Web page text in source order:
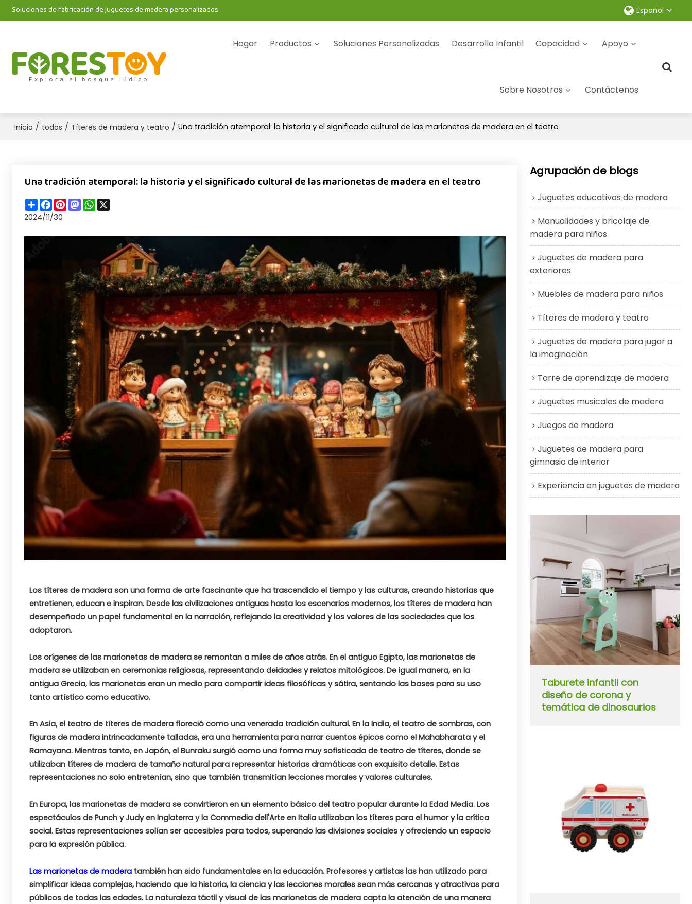
Soluciones de fabricación de juguetes de madera personalizados Español
Explora el bosque lúdico
Hogar Productos Soluciones Personalizadas Desarrollo Infantil Capacidad Apoyo
Sobre Nosotros Contáctenos
Inicio / todos / Títeres de madera y teatro / Una tradición atemporal: la historia y el significado cultural de las marionetas de madera en el teatro
Una tradición atemporal: la historia y el significado cultural de las marionetas de madera en el teatro
ShareFacebook
Pinterest
Mastodon
WhatsApp
X
2024/11/30
Los títeres de madera son una forma de arte fascinante que ha trascendido el tiempo y las culturas, creando historias que
entretienen, educan e inspiran. Desde las civilizaciones antiguas hasta los escenarios modernos, los títeres de madera han
desempeñado un papel fundamental en la narración, reflejando la creatividad y los valores de las sociedades que los
adoptaron.
Los orígenes de las marionetas de madera se remontan a miles de años atrás. En el antiguo Egipto, las marionetas de
madera se utilizaban en ceremonias religiosas, representando deidades y relatos mitológicos. De igual manera, en la
antigua Grecia, las marionetas eran un medio para compartir ideas filosóficas y sátira, sentando las bases para su uso
tanto artístico como educativo.
En Asia, el teatro de títeres de madera floreció como una venerada tradición cultural. En la India, el teatro de sombras, con
figuras de madera intrincadamente talladas, era una herramienta para narrar cuentos épicos como el Mahabharata y el
Ramayana. Mientras tanto, en Japón, el Bunraku surgió como una forma muy sofisticada de teatro de títeres, donde se
utilizaban títeres de maderade tamaño natural para representar historias dramáticas con exquisito detalle. Estas
representaciones no solo entretenían, sino que también transmitían lecciones morales y valores culturales.
En Europa, las marionetas de madera se convirtieron en un elemento básico del teatro popular durante la Edad Media. Los
espectáculos de Punch y Judy en Inglaterra y la Commedia dell'Arte en Italia utilizaban los títeres para el humor y la crítica
social. Estas representaciones solían ser accesibles para todos, superando las divisiones sociales y ofreciendo un espacio
para la expresión pública.
Las marionetas de maderatambién han sido fundamentales en la educación. Profesores y artistas las han utilizado para
simplificar ideas complejas, haciendo que la historia, la ciencia y las lecciones morales sean más cercanas y atractivas para
públicos de todas las edades. La naturaleza táctil y visual de las marionetas de madera capta la atención de una manera
Agrupación de blogs
Juguetes educativos de madera
Manualidades y bricolaje de
madera para niños
Juguetes de madera para
exteriores
Muebles de madera para niños
Títeres de madera y teatro
Juguetes de madera para jugar a
la imaginación
Torre de aprendizaje de madera
Juguetes musicales de madera
Juegos de madera
Juguetes de madera para
gimnasio de interior
Experiencia en juguetes de madera
Taburete infantil con
diseño de corona y
temática de dinosaurios